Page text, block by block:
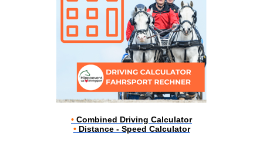
• Combined Driving Calculator
•Distance - Speed Calculator